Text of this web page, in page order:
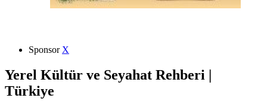
Sponsor X
Yerel Kültür ve Seyahat Rehberi |
Türkiye